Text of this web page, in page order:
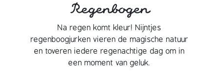
Regenbogen
Na regen komt kleur! Nijntjes
regenboogjurken vieren de magische natuur
en toveren iedere regenachtige dag om in
een moment van geluk.